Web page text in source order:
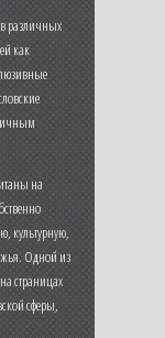
различных
как
на
культурную,
Одной из
страницах
сферы,